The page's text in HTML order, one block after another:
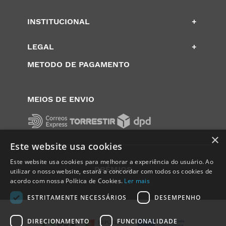
INSTITUCIONAL +
LEGAL
+
METODO DE PAGAMENTO
MEIOS DE ENVIO
PRÉMIOS
×
Este website usa cookies
Este website usa cookies para melhorar a experiência do usuário. Ao
utilizar o nosso website, estará a concordar com todos os cookies de
acordo com nossa Política de Cookies. Ler mais
ESTRITAMENTE NECESSÁRIOS
DESEMPENHO
DIRECIONAMENTO FUNCIONALIDADE